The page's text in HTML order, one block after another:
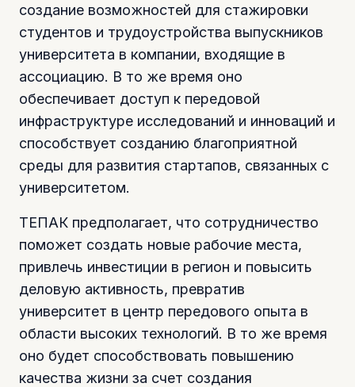
создание возможностей для стажировки
студентов и трудоустройства выпускников
университета в компании, входящие в
ассоциацию. В то же время оно
обеспечивает доступ к передовой
инфраструктуре исследований и инноваций и
способствует созданию благоприятной
среды для развития стартапов, связанных с
университетом.
ТЕПАК предполагает, что сотрудничество
поможет создать новые рабочие места,
привлечь инвестиции в регион и повысить
деловую активность, превратив
университет в центр передового опыта в
области высоких технологий. В то же время
оно будет способствовать повышению
качества жизни за счет создания